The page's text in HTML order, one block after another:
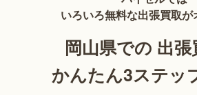
いろいろ無料な出張買取が
岡山県での 出
かんたん3ステッ